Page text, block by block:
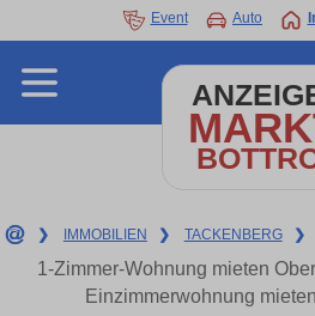
Event Auto
❯ IMMOBILIEN ❯ TACKENBERG ❯
1-Zimmer-Wohnung mieten
Einzimmerwohnung